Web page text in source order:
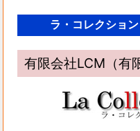
ラ・コレクショ
有限会社LCM（有